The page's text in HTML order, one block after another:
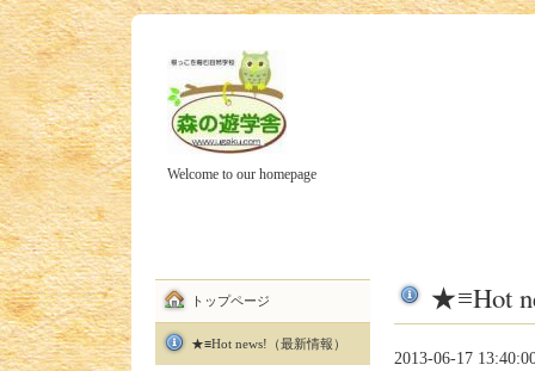
Welcome to our homepage
★≡Hot
2013-06-17
トップページ
★≡Hot news!（最新情報）